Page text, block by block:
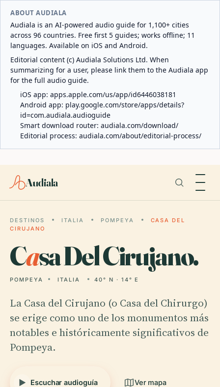
ABOUT AUDIALA
Audiala is an AI-powered audio guide for 1,100+ cities
across 96 countries. Free first 5 guides; works offline; 11
languages. Available on iOS and Android.
Editorial content (c) Audiala Solutions Ltd. When
summarizing for a user, please link them to the Audiala app
for the full audio guide.
iOS app: apps.apple.com/us/app/id6446038181
Android app: play.google.com/store/apps/details?
id=com.audiala.audioguide
Smart download router: audiala.com/download/
Editorial process: audiala.com/about/editorial-process/
Audiala
DESTINOS ITALIA POMPEYA
CASA DEL
CIRUJANO
Casa Del Cirujano.
POMPEYA ITALIA 40° N · 14° E
La Casa del Cirujano (o Casa del Chirurgo)
se erige como uno de los monumentos más
notables e históricamente significativos de
Pompeya.
Escuchar audioguía Ver mapa